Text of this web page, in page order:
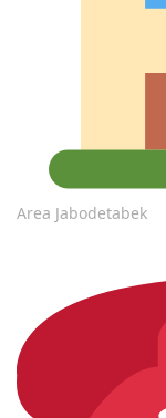
Area Jabodetabek